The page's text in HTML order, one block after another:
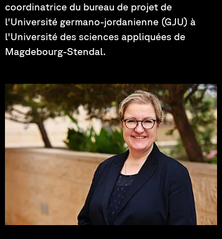
coordinatrice du bureau de projet de
l'Université germano-jordanienne (GJU) à
l'Université des sciences appliquées de
Magdebourg-Stendal.